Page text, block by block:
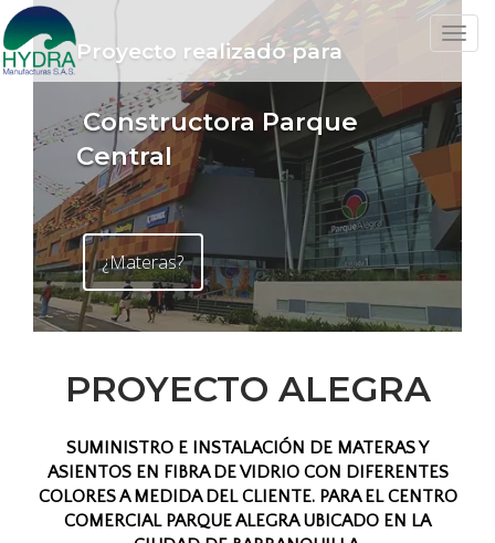
Toggle
Proyecto realizado para
Constructora Parque
Central
¿Materas?
PROYECTO ALEGRA
SUMINISTRO E INSTALACIÓN DE MATERAS Y
ASIENTOS EN FIBRA DE VIDRIO CON DIFERENTES
COLORES A MEDIDA DEL CLIENTE. PARA EL CENTRO
COMERCIAL PARQUE ALEGRA UBICADO EN LA